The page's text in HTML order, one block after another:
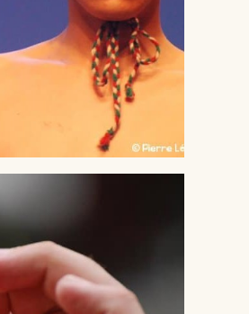
CHAMBAUD